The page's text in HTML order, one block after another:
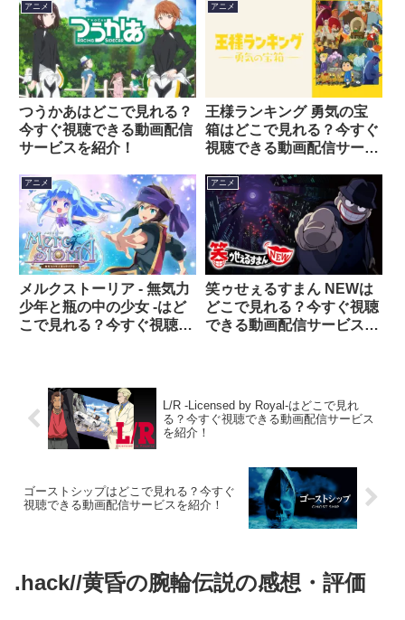
アニメ
つうかあはどこで見れる？
今すぐ視聴できる動画配信
サービスを紹介！
アニメ
王様ランキング 勇気の宝
箱はどこで見れる？今すぐ
視聴できる動画配信サービ
アニメ
メルクストーリア - 無気力
少年と瓶の中の少女 -はど
こで見れる？今すぐ視聴で
アニメ
笑ゥせぇるすまん NEWは
どこで見れる？今すぐ視聴
できる動画配信サービスを
L/R -Licensed by Royal-はどこで見れ
る？今すぐ視聴できる動画配信サービス
を紹介！
ゴーストシップはどこで見れる？今すぐ
視聴できる動画配信サービスを紹介！
.hack//黄昏の腕輪伝説の感想・評価